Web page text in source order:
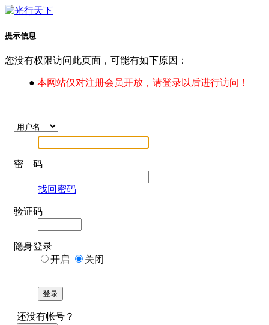
提示信息
您没有权限访问此页面，可能有如下原因：
● 本网站仅对注册会员开放，请登录以后进行访问！
密 码
找回密码
验证码
隐身登录
开启
关闭
登录
还没有帐号？